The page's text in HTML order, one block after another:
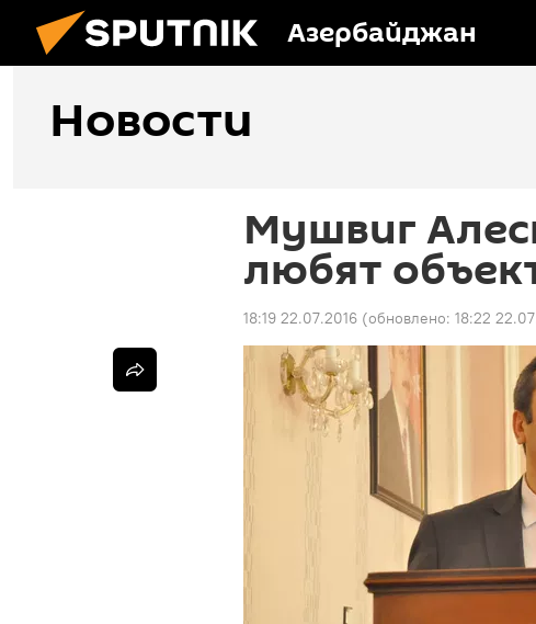
Азербайджан
Новости
Мушвиг
любят
18:19 22.07.2016 (обновлено: 18:22